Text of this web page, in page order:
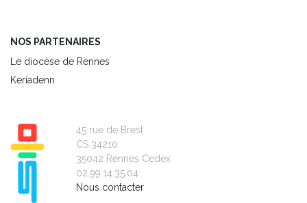
NOS PARTENAIRES
Le diocèse de Rennes
Keriadenn
45 rue de Brest
CS 34210
35042 Rennes Cedex
02.99.14.35.04
Nous contacter